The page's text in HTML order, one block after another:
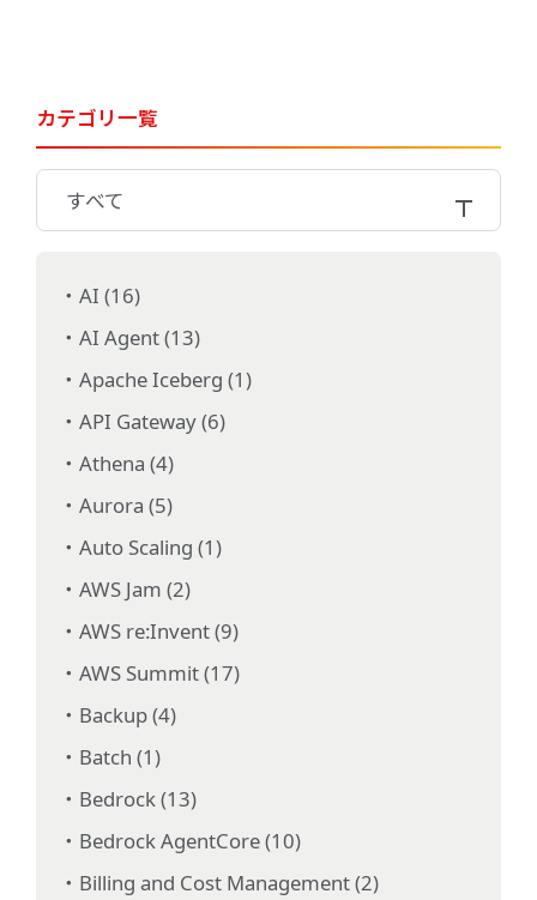
カテゴリ一覧
すべて
AI (16)
AI Agent (13)
Apache Iceberg (1)
API Gateway (6)
Athena (4)
Aurora (5)
Auto Scaling (1)
AWS Jam (2)
AWS re:Invent (9)
AWS Summit (17)
Backup (4)
Batch (1)
Bedrock (13)
Bedrock AgentCore (10)
Billing and Cost Management (2)